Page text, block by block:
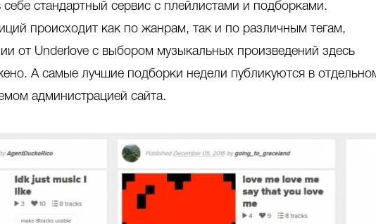
стандартный сервис с плейлистами и подборками.
происходит как по жанрам, так и по различным тегам,
от Underlove с выбором музыкальных произведений здесь
А самые лучшие подборки недели публикуются в
администрацией сайта.